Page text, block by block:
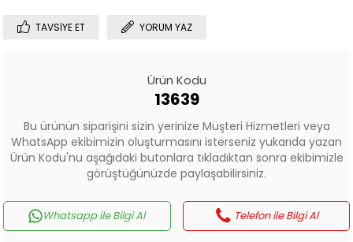
TAVSIYE ET YORUM YAZ
Ürün Kodu
13639
Bu ürünün siparişini sizin yerinize Müşteri Hizmetleri veya
WhatsApp ekibimizin oluşturmasını isterseniz yukarıda yazan
Ürün Kodu'nu aşağıdaki butonlara tıkladıktan sonra ekibimizle
görüştüğünüzde paylaşabilirsiniz.
Whatsapp ile Bilgi Al Telefon ile Bilgi Al